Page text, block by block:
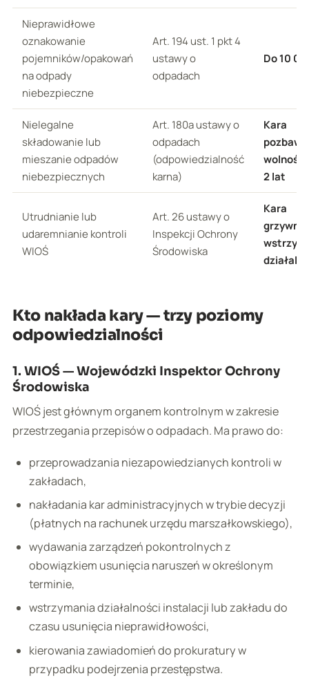
Nieprawidłowe
oznakowanie
pojemników/opakowań
na odpady
niebezpieczne
Art. 194 ust. 1 pkt 4
ustawy o
odpadach
Do 10
Nielegalne
składowanie lub
mieszanie odpadów
niebezpiecznych
Art. 180a ustawy o
odpadach
(odpowiedzialność
karna)
Kara
2 lat
Utrudnianie lub
udaremnianie kontroli
WIOŚ
Art. 26 ustawy o
Inspekcji Ochrony
Środowiska
Kara
grzywny,
Kto nakłada kary — trzy poziomy
odpowiedzialności
1. WIOŚ — Wojewódzki Inspektor Ochrony
Środowiska
WIOŚ jest głównym organem kontrolnym w zakresie
przestrzegania przepisów o odpadach. Ma prawo do:
przeprowadzania niezapowiedzianych kontroli w
zakładach,
nakładania kar administracyjnych w trybie decyzji
(płatnych na rachunek urzędu marszałkowskiego),
wydawania zarządzeń pokontrolnych z
obowiązkiem usunięcia naruszeń w określonym
terminie,
wstrzymania działalności instalacji lub zakładu do
czasu usunięcia nieprawidłowości,
kierowania zawiadomień do prokuratury w
przypadku podejrzenia przestępstwa.